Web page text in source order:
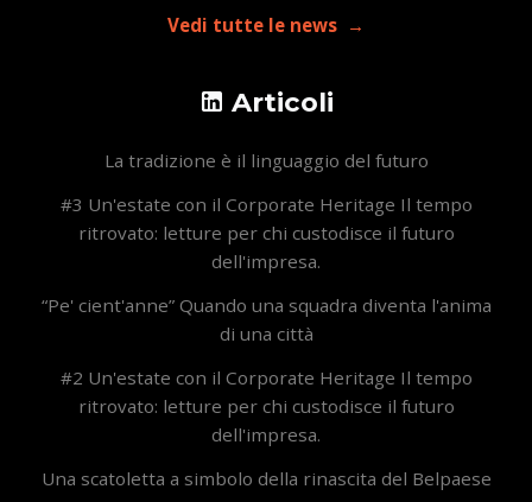
Vedi tutte le news
Articoli
La tradizione è il linguaggio del futuro
#3 Un'estate con il Corporate Heritage Il tempo
ritrovato: letture per chi custodisce il futuro
dell'impresa.
“Pe' cient'anne” Quando una squadra diventa l'anima
di una città
#2 Un'estate con il Corporate Heritage Il tempo
ritrovato: letture per chi custodisce il futuro
dell'impresa.
Una scatoletta a simbolo della rinascita del Belpaese